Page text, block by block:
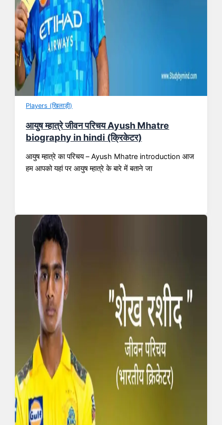
Players (खिलाड़ी)
आयुष म्हात्रे जीवन परिचय Ayush Mhatre
biography in hindi (क्रिकेटर)
आयुष म्हात्रे का परिचय – Ayush Mhatre introduction आज
हम आपको यहां पर आयुष म्हात्रे के बारे में बताने जा